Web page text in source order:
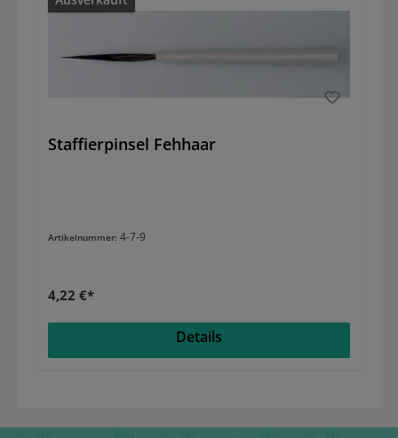
Staffierpinsel Fehhaar
Artikelnummer: 4-7-9
4,22 €*
Details